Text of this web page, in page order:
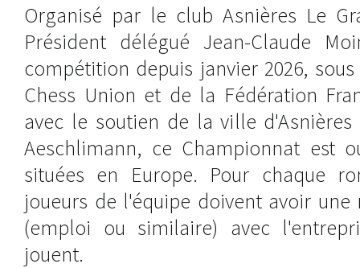
Organisé par le club Asnières Le
Président délégué Jean-Claude
compétition depuis janvier 2026,
Chess Union et de la Fédération
avec le soutien de la ville
Aeschlimann, ce Championnat est
situées en Europe. Pour chaque
joueurs de l'équipe doivent avoir
(emploi ou similaire) avec
jouent.